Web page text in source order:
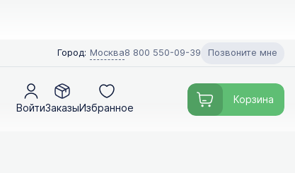
Город: Москва8 800 550-09-39 Позвоните мне
ВойтиЗаказыИзбранное
Корзина